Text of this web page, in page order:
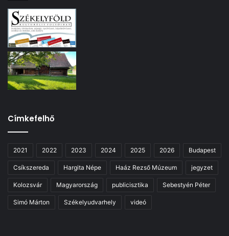
Címkefelhő
2021 2022 2023 2024 2025 2026 Budapest
Csíkszereda Hargita Népe Haáz Rezső Múzeum jegyzet
Kolozsvár Magyarország publicisztika Sebestyén Péter
Simó Márton Székelyudvarhely videó